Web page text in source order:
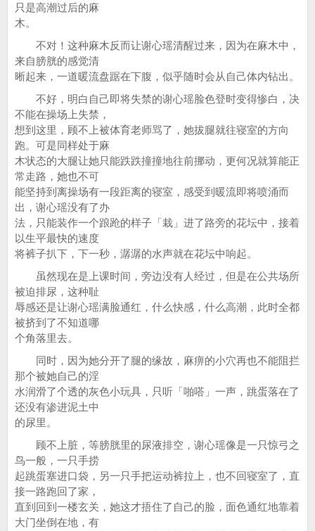
只是高潮过后的麻
木。
不对！这种麻木反而让谢心瑶清醒过来，因为在麻木中，
来自膀胱的感觉清
晰起来，一道暖流盘踞在下腹，似乎随时会从自己体内钻出。
不好，明白自己即将失禁的谢心瑶脸色登时变得惨白，决
不能在操场上失禁，
想到这里，顾不上被体育老师骂了，她拔腿就往寝室的方向
跑。可是同样处于麻
木状态的大腿让她只能跌跌撞撞地往前挪动，更何况就算能正
常走路，她也不可
能坚持到离操场有一段距离的寝室，感受到暖流即将喷涌而
出，谢心瑶没有了办
法，只能装作一个踉跄的样子「栽」进了路旁的花坛中，接着
以生平最快的速度
将裤子扒下，下一秒，潺潺的水声就在花坛中响起。
虽然现在是上课时间，旁边没有人经过，但是在公共场所
被迫排尿，这种耻
辱感还是让谢心瑶满脸通红，什么快感，什么高潮，此时全都
被挤到了不知道哪
个角落里去。
同时，因为她分开了腿的缘故，麻痹的小穴再也不能阻拦
那个被她自己的淫
水润滑了个透的灰色小玩具，只听「啪嗒」一声，跳蛋落在了
还没有渗进泥土中
的尿里。
顾不上脏，等膀胱里的尿液排空，谢心瑶像是一只惊弓之
鸟一般，一只手捞
起跳蛋塞进口袋，另一只手把运动裤拉上，也不回寝室了，直
接一路跑回了家，
直到回到一楼玄关，她这才捂住了自己的脸，面色通红地靠着
大门坐倒在地，有